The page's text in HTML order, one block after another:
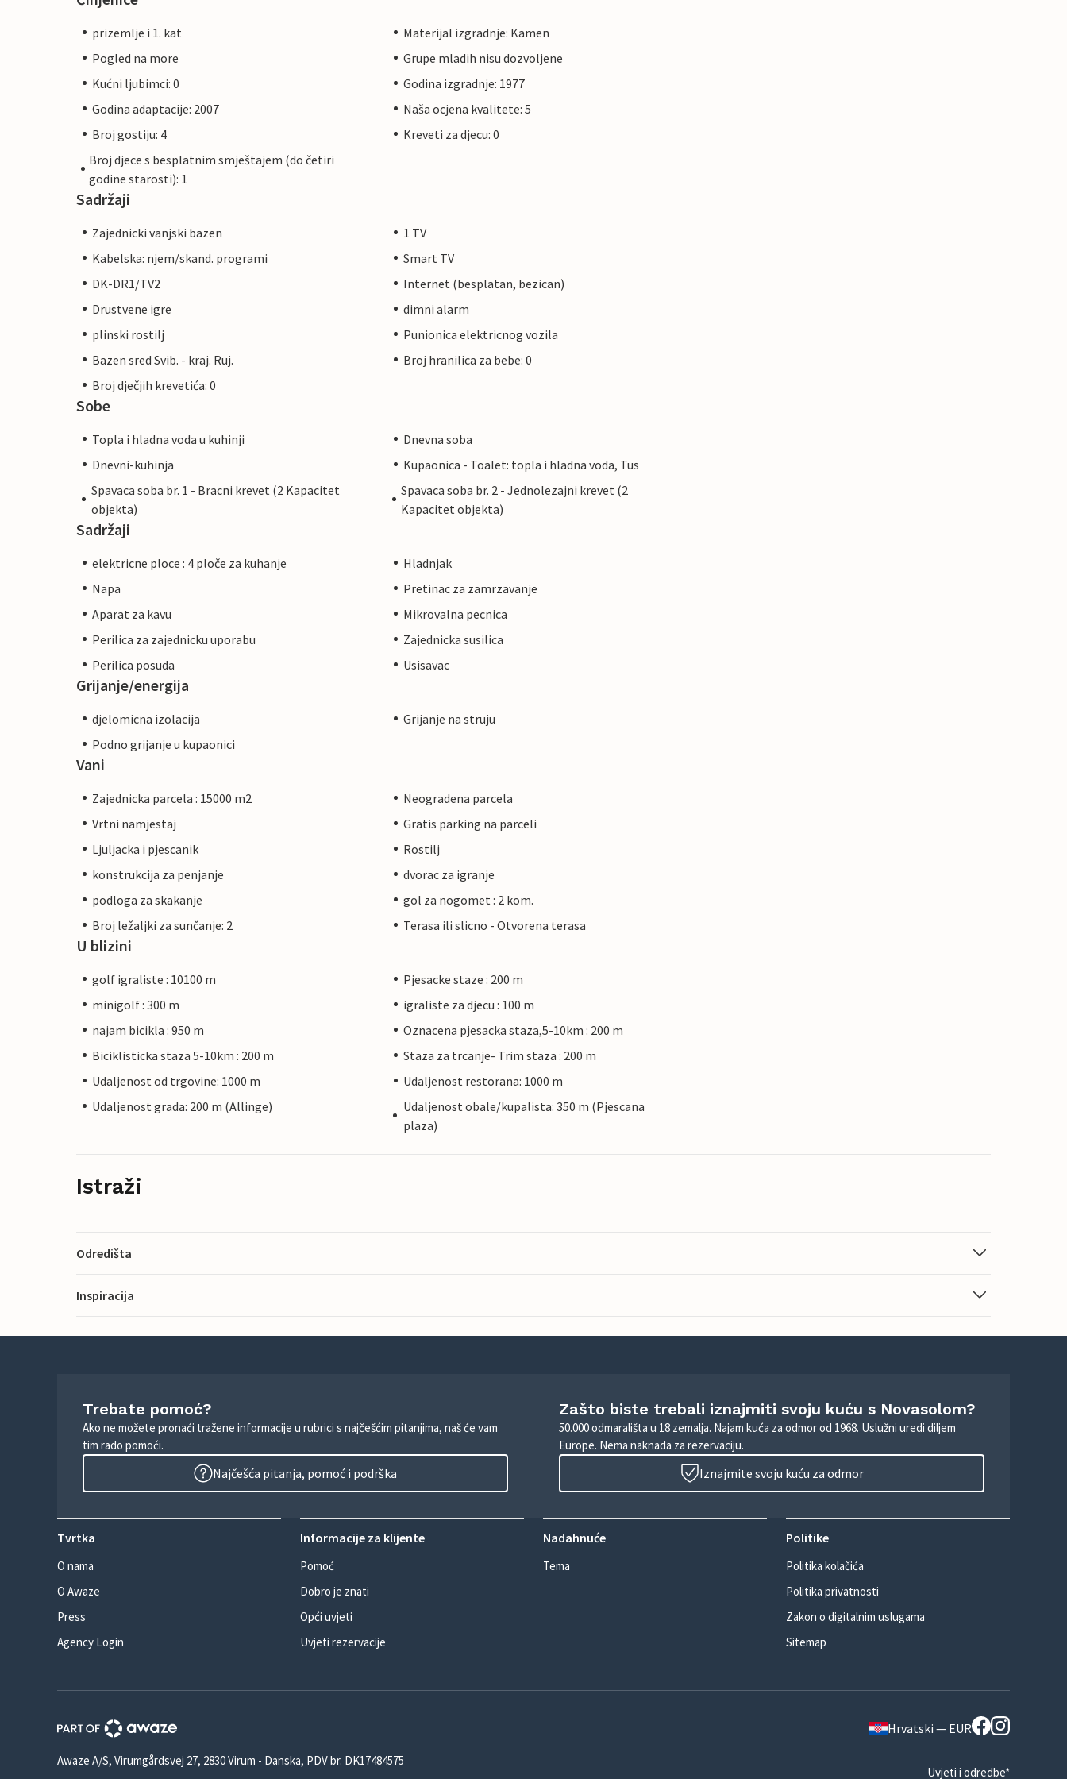
prizemlje i 1. kat
Materijal izgradnje: Kamen
Pogled na more
Grupe mladih nisu dozvoljene
Kućni ljubimci: 0
Godina izgradnje: 1977
Godina adaptacije: 2007
Naša ocjena kvalitete: 5
Broj gostiju: 4
Kreveti za djecu: 0
Broj djece s besplatnim smještajem (do četiri
godine starosti): 1
Sadržaji
Zajednicki vanjski bazen
1 TV
Kabelska: njem/skand. programi
Smart TV
DK-DR1/TV2
Internet (besplatan, bezican)
Drustvene igre
dimni alarm
plinski rostilj
Punionica elektricnog vozila
Bazen sred Svib. - kraj. Ruj.
Broj hranilica za bebe: 0
Broj dječjih krevetića: 0
Sobe
Topla i hladna voda u kuhinji
Dnevna soba
Dnevni-kuhinja
Kupaonica - Toalet: topla i hladna voda, Tus
Spavaca soba br. 1 - Bracni krevet (2 Kapacitet
objekta)
Spavaca soba br. 2 - Jednolezajni krevet (2
Kapacitet objekta)
Sadržaji
elektricne ploce : 4 ploče za kuhanje
Hladnjak
Napa
Pretinac za zamrzavanje
Aparat za kavu
Mikrovalna pecnica
Perilica za zajednicku uporabu
Zajednicka susilica
Perilica posuda
Usisavac
Grijanje/energija
djelomicna izolacija
Grijanje na struju
Podno grijanje u kupaonici
Vani
Zajednicka parcela : 15000 m2
Neogradena parcela
Vrtni namjestaj
Gratis parking na parceli
Ljuljacka i pjescanik
Rostilj
konstrukcija za penjanje
dvorac za igranje
podloga za skakanje
gol za nogomet : 2 kom.
Broj ležaljki za sunčanje: 2
Terasa ili slicno - Otvorena terasa
U blizini
golf igraliste : 10100 m
Pjesacke staze : 200 m
minigolf : 300 m
igraliste za djecu : 100 m
najam bicikla : 950 m
Oznacena pjesacka staza,5-10km : 200 m
Biciklisticka staza 5-10km : 200 m
Staza za trcanje- Trim staza : 200 m
Udaljenost od trgovine: 1000 m
Udaljenost restorana: 1000 m
Udaljenost grada: 200 m (Allinge)
Udaljenost obale/kupalista: 350 m (Pjescana
plaza)
Istraži
Odredišta
Inspiracija
Trebate pomoć?
Ako ne možete pronaći tražene informacije u rubrici s najčešćim pitanjima, naš će vam
tim rado pomoći.
Najčešća pitanja, pomoć i podrška
Zašto biste trebali iznajmiti svoju kuću s Novasolom?
50.000 odmarališta u 18 zemalja. Najam kuća za odmor od 1968. Uslužni uredi diljem
Europe. Nema naknada za rezervaciju.
Iznajmite svoju kuću za odmor
Tvrtka
O nama
O Awaze
Press
Agency Login
Informacije za klijente
Pomoć
Dobro je znati
Opći uvjeti
Uvjeti rezervacije
Nadahnuće
Tema
Politike
Politika kolačića
Politika privatnosti
Zakon o digitalnim uslugama
Sitemap
Hrvatski — EUR
Awaze A/S, Virumgårdsvej 27, 2830 Virum - Danska, PDV br. DK17484575
Uvjeti i odredbe*